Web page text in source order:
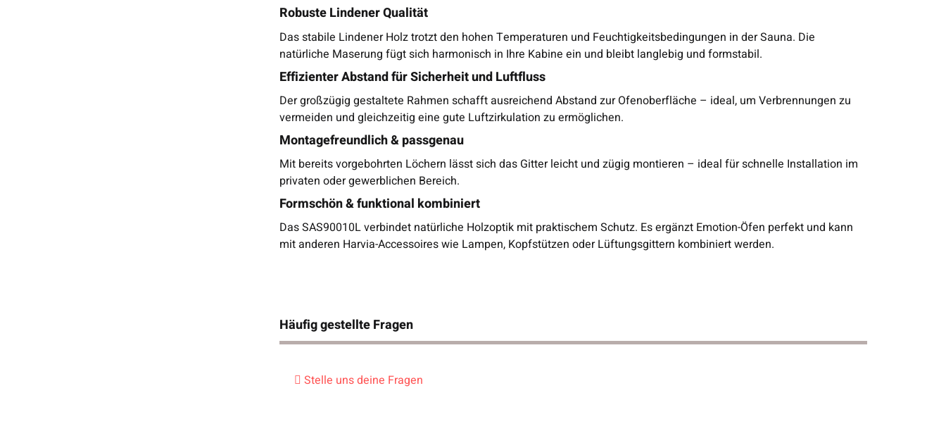
Robuste Lindener Qualität
Das stabile Lindener Holz trotzt den hohen Temperaturen und Feuchtigkeitsbedingungen in der Sauna. Die
natürliche Maserung fügt sich harmonisch in Ihre Kabine ein und bleibt langlebig und formstabil.
Effizienter Abstand für Sicherheit und Luftfluss
Der großzügig gestaltete Rahmen schafft ausreichend Abstand zur Ofenoberfläche – ideal, um Verbrennungen zu
vermeiden und gleichzeitig eine gute Luftzirkulation zu ermöglichen.
Montagefreundlich & passgenau
Mit bereits vorgebohrten Löchern lässt sich das Gitter leicht und zügig montieren – ideal für schnelle Installation im
privaten oder gewerblichen Bereich.
Formschön & funktional kombiniert
Das SAS90010L verbindet natürliche Holzoptik mit praktischem Schutz. Es ergänzt Emotion-Öfen perfekt und kann
mit anderen Harvia-Accessoires wie Lampen, Kopfstützen oder Lüftungsgittern kombiniert werden.
Häufig gestellte Fragen
Stelle uns deine Fragen